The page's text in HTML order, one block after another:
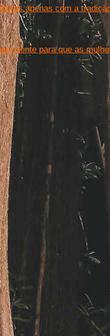
apenas com a
frente para que as